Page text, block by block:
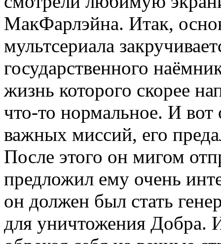
МакФарлэйна. Итак,
мультсериала
государственного
жизнь которого скорее
что-то нормальное. И
важных миссий, его
После этого он мигом
предложил ему очень
он должен был стать
для уничтожения Добра.